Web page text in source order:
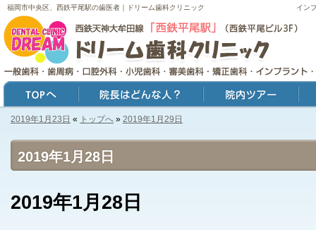
2019年1月28日
イン
福岡市中央区、西鉄平尾駅の歯医者｜ドリーム歯科クリニック
2019年1月23日 « トップへ » 2019年1月29日
2019年1月28日
トップ 院長はどんな人？